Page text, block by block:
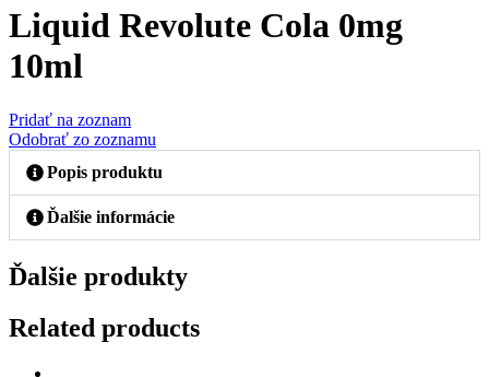
Liquid Revolute Cola 0mg
10ml
Pridať na zoznam
Odobrať zo zoznamu
Popis produktu
Ďalšie informácie
Ďalšie produkty
Related products